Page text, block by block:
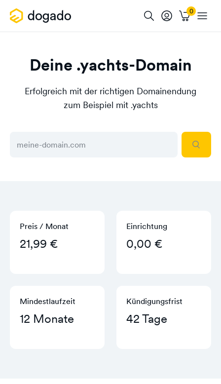
Deine .yachts-Domain
Erfolgreich mit der richtigen Domainendung
zum Beispiel mit .yachts
Preis / Monat
21,99 €
Einrichtung
0,00 €
Mindestlaufzeit
12 Monate
Kündigungs­frist
42 Tage